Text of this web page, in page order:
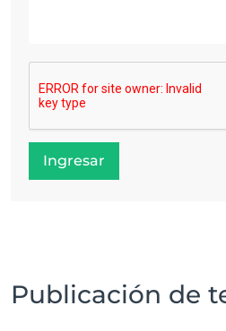
Ingresar
Publicación de